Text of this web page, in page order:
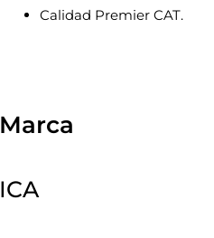
Calidad Premier CAT.
Marca
ICA